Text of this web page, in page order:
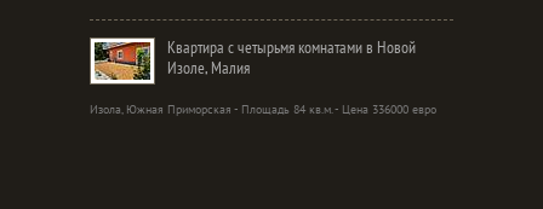
Квартира с четырьмя комнатами в Новой
Изоле, Малия
Изола, Южная Приморская - Площадь 84 кв.м. - Цена 336000 евро